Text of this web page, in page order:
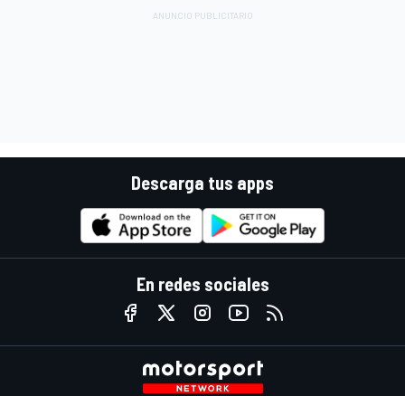
Descarga tus apps
En redes sociales